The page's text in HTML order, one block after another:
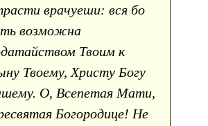
врачуеши: вся бо
возможна
Твоим к
Твоему, Христу Богу
О, Всепетая Мати,
Богородице! Не